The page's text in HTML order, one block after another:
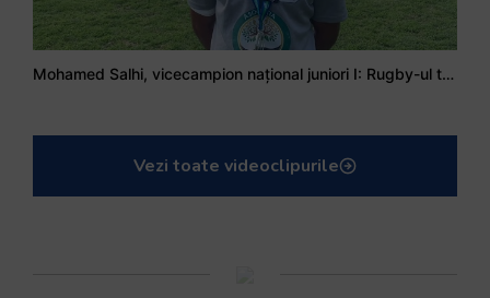
Mohamed Salhi, vicecampion național juniori I: Rugby-ul te învață să accepți și înfrângerile
Vezi toate videoclipurile